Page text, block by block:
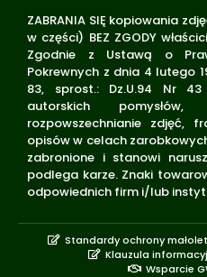
ZABRANIA SIĘ kopiowania
w części) BEZ ZGODY
Zgodnie z Ustawą o
Pokrewnych z dnia 4 lutego
83, sprost.: Dz.U.94 Nr 43
autorskich pomysłów,
rozpowszechnianie zdjęć,
opisów w celach
zabronione i stanowi
podlega karze. Znaki
odpowiednich firm i/lub
Standardy ochrony
Klauzula
Wsparcie